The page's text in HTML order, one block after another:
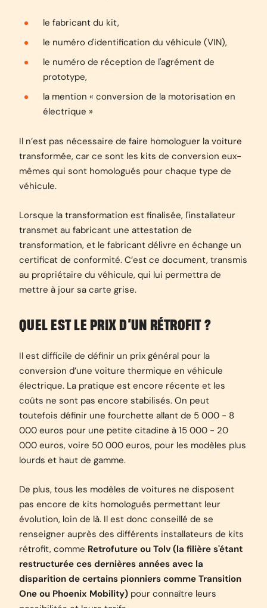
le fabricant du kit,
le numéro d'identification du véhicule (VIN),
le numéro de réception de l'agrément de
prototype,
la mention « conversion de la motorisation en
électrique »
Il n’est pas nécessaire de faire homologuer la voiture
transformée, car ce sont les kits de conversion eux-
mêmes qui sont homologués pour chaque type de
véhicule.
Lorsque la transformation est finalisée, l'installateur
transmet au fabricant une attestation de
transformation, et le fabricant délivre en échange un
certificat de conformité. C’est ce document, transmis
au propriétaire du véhicule, qui lui permettra de
mettre à jour sa carte grise.
QUEL EST LE PRIX D’UN RÉTROFIT ?
Il est difficile de définir un prix général pour la
conversion d’une voiture thermique en véhicule
électrique. La pratique est encore récente et les
coûts ne sont pas encore stabilisés. On peut
toutefois définir une fourchette allant de 5 000 - 8
000 euros pour une petite citadine à 15 000 - 20
000 euros, voire 50 000 euros, pour les modèles plus
lourds et haut de gamme.
De plus, tous les modèles de voitures ne disposent
pas encore de kits homologués permettant leur
évolution, loin de là. Il est donc conseillé de se
renseigner auprès des différents installateurs de kits
rétrofit, comme Retrofuture ou Tolv (la filière s'étant
restructurée ces dernières années avec la
disparition de certains pionniers comme Transition
One ou Phoenix Mobility) pour connaître leurs